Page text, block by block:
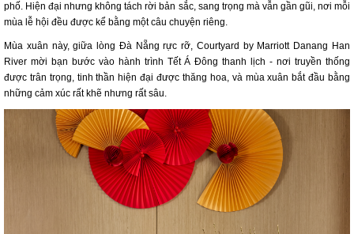
phố. Hiện đại nhưng không tách rời bản sắc, sang trọng mà vẫn gần gũi, nơi mỗi
mùa lễ hội đều được kể bằng một câu chuyện riêng.
Mùa xuân này, giữa lòng Đà Nẵng rực rỡ, Courtyard by Marriott Danang Han
River mời bạn bước vào hành trình Tết Á Đông thanh lịch - nơi truyền thống
được trân trọng, tinh thần hiện đại được thăng hoa, và mùa xuân bắt đầu bằng
những cảm xúc rất khẽ nhưng rất sâu.